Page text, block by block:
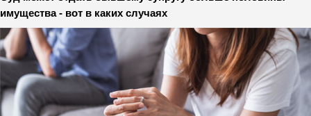
имущества - вот в каких случаях